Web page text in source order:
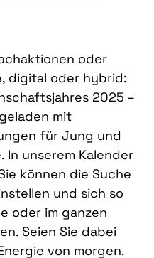
oder
digital oder hybrid:
2025 –
mit
für Jung und
In unserem Kalender
können die Suche
und sich so
oder im ganzen
Seien Sie dabei
von morgen.